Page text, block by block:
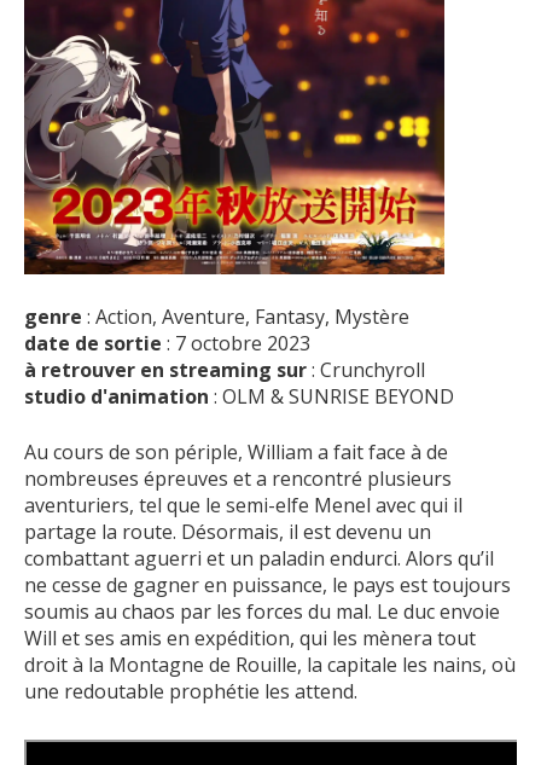
genre : Action, Aventure, Fantasy, Mystère
date de sortie : 7 octobre 2023
à retrouver en streaming sur: Crunchyroll
studio d'animation : OLM & SUNRISE BEYOND
Au cours de son périple, William a fait face à de
nombreuses épreuves et a rencontré plusieurs
aventuriers, tel que le semi-elfe Menel avec qui il
partage la route. Désormais, il est devenu un
combattant aguerri et un paladin endurci. Alors qu’il
ne cesse de gagner en puissance, le pays est toujours
soumis au chaos par les forces du mal. Le duc envoie
Will et ses amis en expédition, qui les mènera tout
droit à la Montagne de Rouille, la capitale les nains, où
une redoutable prophétie les attend.